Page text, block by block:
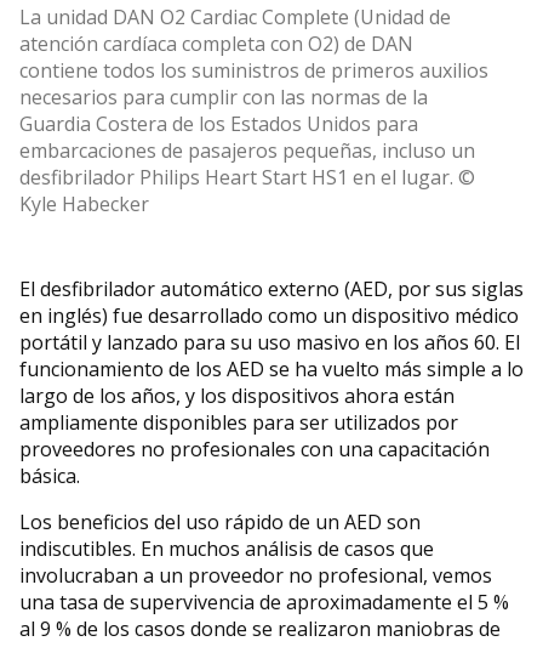
La unidad DAN O2 Cardiac Complete (Unidad de
atención cardíaca completa con O2) de DAN
contiene todos los suministros de primeros auxilios
necesarios para cumplir con las normas de la
Guardia Costera de los Estados Unidos para
embarcaciones de pasajeros pequeñas, incluso un
desfibrilador Philips Heart Start HS1 en el lugar. ©
Kyle Habecker
El desfibrilador automático externo (AED, por sus siglas
en inglés) fue desarrollado como un dispositivo médico
portátil y lanzado para su uso masivo en los años 60. El
funcionamiento de los AED se ha vuelto más simple a lo
largo de los años, y los dispositivos ahora están
ampliamente disponibles para ser utilizados por
proveedores no profesionales con una capacitación
básica.
Los beneficios del uso rápido de un AED son
indiscutibles. En muchos análisis de casos que
involucraban a un proveedor no profesional, vemos
una tasa de supervivencia de aproximadamente el 5 %
al 9 % de los casos donde se realizaron maniobras de